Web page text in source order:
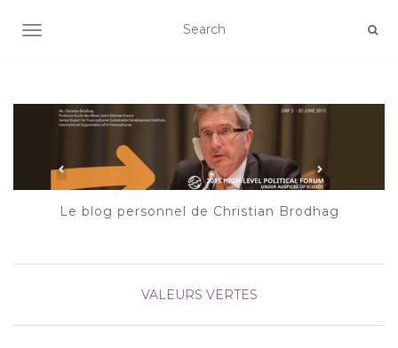
AFFICHER/MASQUER LA NAVIGATION
Le blog personnel de Christian Brodhag
VALEURS VERTES